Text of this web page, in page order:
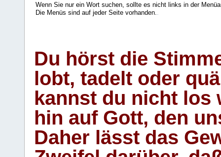
Wenn Sie nur ein Wort suchen, sollte es nicht links in der
Die Menüs sind auf jeder Seite vorhanden.
Du hörst die
lobt, tadelt oder
kannst du nicht los
hin auf Gott, den
Daher lässt das